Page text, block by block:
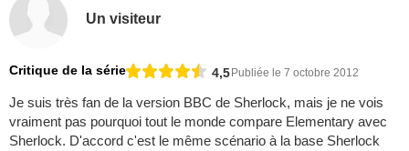
Un visiteur
Critique de la série 4,5Publiée le 7 octobre 2012
Je suis très fan de la version BBC de Sherlock, mais je ne vois
vraiment pas pourquoi tout le monde compare Elementary avec
Sherlock. D'accord c'est le même scénario à la base Sherlock